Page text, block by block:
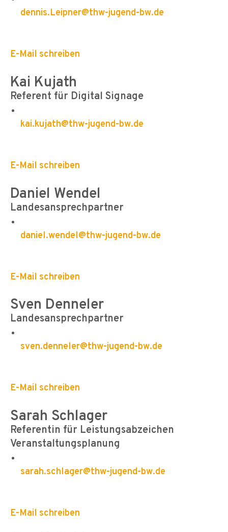
dennis.Leipner@thw-jugend-bw.de
E-Mail schreiben
Kai Kujath
Referent für Digital Signage
kai.kujath@thw-jugend-bw.de
E-Mail schreiben
Daniel Wendel
Landesansprechpartner
daniel.wendel@thw-jugend-bw.de
E-Mail schreiben
Sven Denneler
Landesansprechpartner
sven.denneler@thw-jugend-bw.de
E-Mail schreiben
Sarah Schlager
Referentin für Leistungsabzeichen
Veranstaltungsplanung
sarah.schlager@thw-jugend-bw.de
E-Mail schreiben